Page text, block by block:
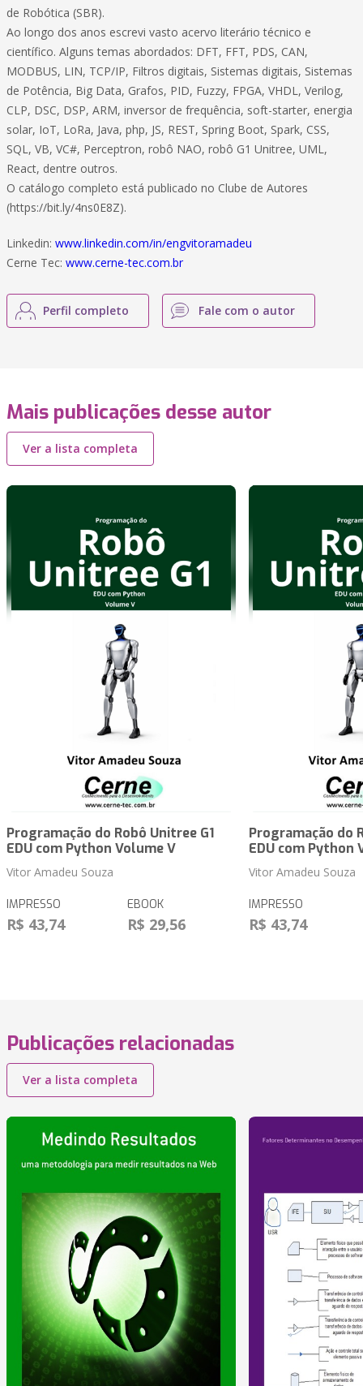
de Robótica (SBR).
Ao longo dos anos escrevi vasto acervo literário técnico e
científico. Alguns temas abordados: DFT, FFT, PDS, CAN,
MODBUS, LIN, TCP/IP, Filtros digitais, Sistemas digitais, Sistemas
de Potência, Big Data, Grafos, PID, Fuzzy, FPGA, VHDL, Verilog,
CLP, DSC, DSP, ARM, inversor de frequência, soft-starter, energia
solar, IoT, LoRa, Java, php, JS, REST, Spring Boot, Spark, CSS,
SQL, VB, VC#, Perceptron, robô NAO, robô G1 Unitree, UML,
React, dentre outros.
O catálogo completo está publicado no Clube de Autores
(https://bit.ly/4ns0E8Z).
Linkedin: www.linkedin.com/in/engvitoramadeu
Cerne Tec: www.cerne-tec.com.br
Perfil completo Fale com o autor
Mais publicações desse autor
Ver a lista completa
Programação do Robô Unitree G1
EDU com Python Volume V
Vitor Amadeu Souza
IMPRESSO
R$ 43,74
EBOOK
R$ 29,56
Programação do
EDU com Python
Vitor Amadeu Souza
IMPRESSO
R$ 43,74
Publicações relacionadas
Ver a lista completa